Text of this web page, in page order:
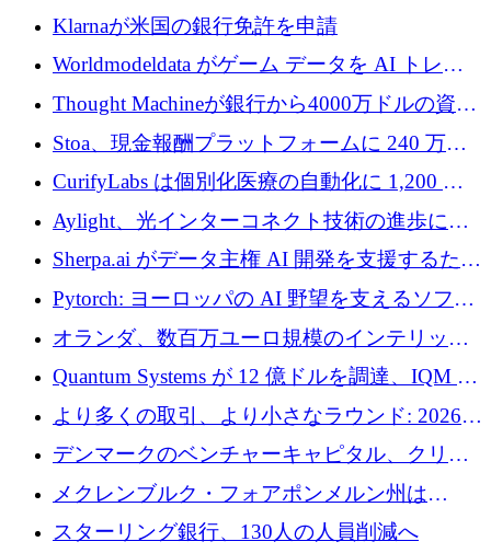
材料スタートアップ TaiSan が 465 万ポンドを
Klarnaが米国の銀行免許を申請
Worldmodeldata がゲーム データを AI トレー
ニングに変えるために 700 万ポンドを獲得
Thought Machineが銀行から4000万ドルの資金
調達、年間収益1億ドルを突破
Stoa、現金報酬プラットフォームに 240 万ド
ルを確保
CurifyLabs は個別化医療の自動化に 1,200 万
ユーロを寄付
Aylight、光インターコネクト技術の進歩に向
けて450万ユーロのプレシードラウンドを終了
Sherpa.ai がデータ主権 AI 開発を支援するため
に 1,800 万ドルを調達
Pytorch: ヨーロッパの AI 野望を支えるソフト
ウェア層
オランダ、数百万ユーロ規模のインテリック
との提携で軍用ドローンにソフトウェアファ
ースト戦略を採用
Quantum Systems が 12 億ドルを調達、IQM が
米国の主要取引所で初の欧州量子企業とな
る、6 月に欧州のスタートアップ資金調達
より多くの取引、より小さなラウンド: 2026
年 6 月に欧州のスタートアップ資金調達
デンマークのベンチャーキャピタル、クリメ
ンタム・キャピタルが気候変動対策ハードウ
ェア投資として初回クローズで6,000万ユーロ
を確保
メクレンブルク・フォアポンメルン州は
Nextcloud を州全体に展開し、オープンソース
スターリング銀行、130人の人員削減へ